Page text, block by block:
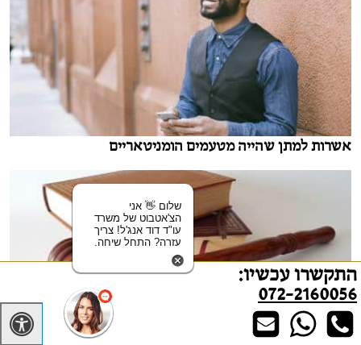
אשרות למתן שהייה מטעמים הומניטאריים
התקשרו עכשיו:
072-2160056
שלום 👋 אני
הצ'אטבוט של משרד
עו"ד דוד אנג'ל! צריך
עזרה? התחל שיחה.